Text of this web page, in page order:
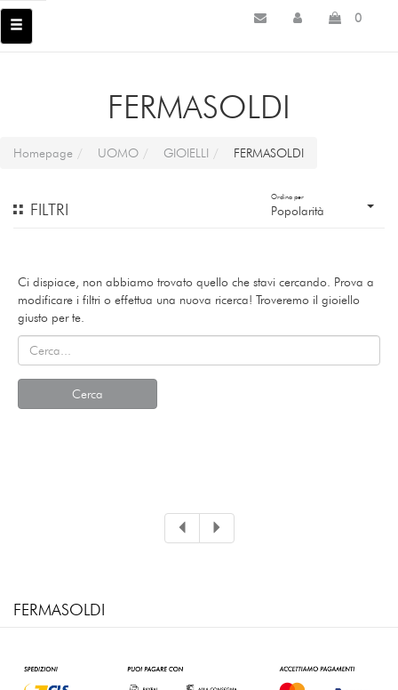
0
FERMASOLDI
Homepage UOMO GIOIELLI FERMASOLDI
FILTRI
Ordina per
Popolarità
Ci dispiace, non abbiamo trovato quello che stavi cercando. Prova a
modificare i filtri o effettua una nuova ricerca! Troveremo il gioiello
giusto per te.
FERMASOLDI